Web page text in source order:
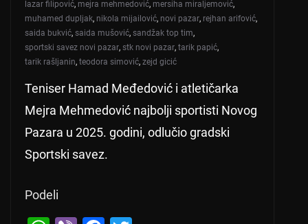
lazar filipović, mejra mehmedović, mersiha miraljemović,
muhamed dupljak, nikola mijailović, novi pazar, rejhan arifović,
saida bukvić, saida mušović, sandžak top tim,
sportski savez novi pazar, stk novi pazar, tarik papić,
tarik rašljanin, teodora simović, zejd gicić
Teniser Hamad Međedović i atletičarka
Mejra Mehmedović najbolji sportisti Novog
Pazara u 2025. godini, odlučio gradski
Sportski savez.
Podeli